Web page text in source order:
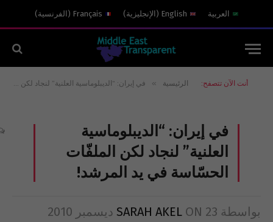
العربية English
( الإنجليزية)
Français
( الفرنسية)
أنت الآن تتصفح: الرئيسية » في إيران: “الديبلوماسية العلنية” لنجاد لكن الملفّات الحسّاسة في يد المرشد!
في إيران: “الديبلوماسية
العلنية” لنجاد لكن الملفّات
الحسّاسة في يد المرشد!
بواسطة SARAH AKEL ON 23 ديسمبر 2010